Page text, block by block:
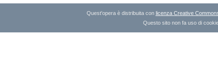
Quest'opera è distribuita con licenza Creative
Questo sito non fa uso di